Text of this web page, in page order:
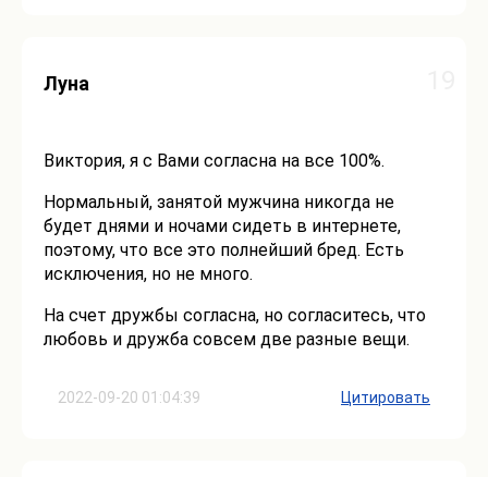
2022-09-20 01:04:39
Луна
Виктория, я с Вами согласна на все 100%.
Нормальный, занятой мужчина никогда не
будет днями и ночами сидеть в интернете,
поэтому, что все это полнейший бред. Есть
исключения, но не много.
На счет дружбы согласна, но согласитесь, что
любовь и дружба совсем две разные вещи.
Цитировать